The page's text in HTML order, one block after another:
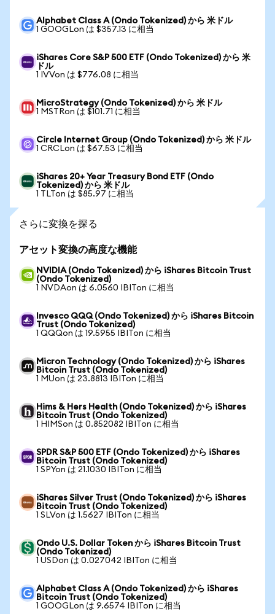
Alphabet Class A (Ondo Tokenized) から 米ドル
1 GOOGLon は $357.13 に相当
iShares Core S&P 500 ETF (Ondo Tokenized) から 米
ドル
1 IVVon は $776.08 に相当
MicroStrategy (Ondo Tokenized) から 米ドル
1 MSTRon は $101.71 に相当
Circle Internet Group (Ondo Tokenized) から 米ドル
1 CRCLon は $67.53 に相当
iShares 20+ Year Treasury Bond ETF (Ondo
Tokenized) から 米ドル
1 TLTon は $85.97 に相当
さらに変換を探る
アセット変換の高度な機能
NVIDIA (Ondo Tokenized) から iShares Bitcoin Trust
(Ondo Tokenized)
1 NVDAon は 6.0560 IBITon に相当
Invesco QQQ (Ondo Tokenized) から iShares Bitcoin
Trust (Ondo Tokenized)
1 QQQon は 19.5955 IBITon に相当
Micron Technology (Ondo Tokenized) から iShares
Bitcoin Trust (Ondo Tokenized)
1 MUon は 23.8813 IBITon に相当
Hims & Hers Health (Ondo Tokenized) から iShares
Bitcoin Trust (Ondo Tokenized)
1 HIMSon は 0.852082 IBITon に相当
SPDR S&P 500 ETF (Ondo Tokenized) から iShares
Bitcoin Trust (Ondo Tokenized)
1 SPYon は 21.1030 IBITon に相当
iShares Silver Trust (Ondo Tokenized) から iShares
Bitcoin Trust (Ondo Tokenized)
1 SLVon は 1.5627 IBITon に相当
Ondo U.S. Dollar Token から iShares Bitcoin Trust
(Ondo Tokenized)
1 USDon は 0.027042 IBITon に相当
Alphabet Class A (Ondo Tokenized) から iShares
Bitcoin Trust (Ondo Tokenized)
1 GOOGLon は 9.6574 IBITon に相当